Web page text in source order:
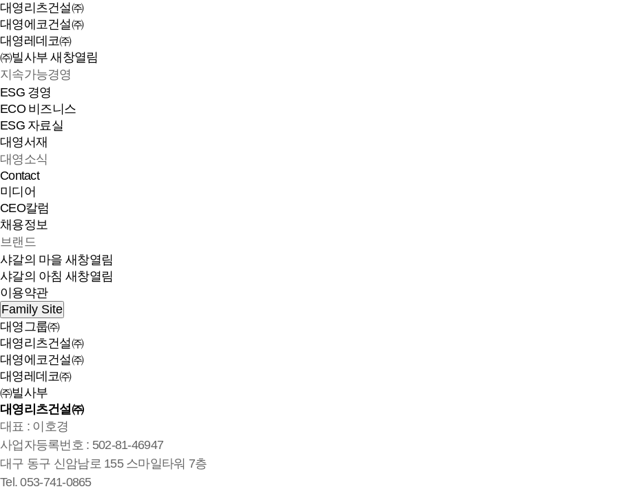
대영리츠건설㈜
대영에코건설㈜
대영레데코㈜
㈜빌사부새창열림
지속가능경영
ESG 경영
ECO 비즈니스
ESG 자료실
대영서재
대영소식
Contact
미디어
CEO칼럼
채용정보
브랜드
샤갈의 마을 새창열림
샤갈의 아침 새창열림
이용약관
Family Site
대영그룹㈜
대영리츠건설㈜
대영에코건설㈜
대영레데코㈜
㈜빌사부
대영리츠건설㈜
대표 : 이호경
사업자등록번호 : 502-81-46947
대구 동구 신암남로 155 스마일타워 7층
Tel. 053-741-0865